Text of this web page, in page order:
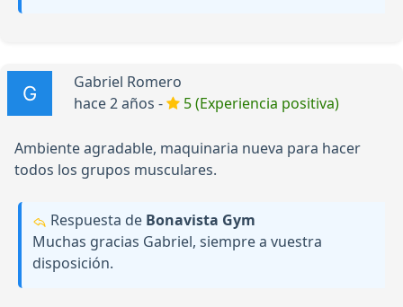
Gabriel Romero
hace 2 años -
5 (Experiencia positiva)
Ambiente agradable, maquinaria nueva para hacer
todos los grupos musculares.
Respuesta de Bonavista Gym
Muchas gracias Gabriel, siempre a vuestra
disposición.